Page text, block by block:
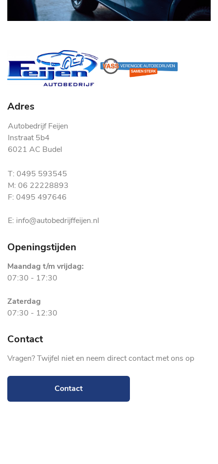
Adres
Autobedrijf Feijen
Instraat 5b4
6021 AC Budel
T: 0495 593545
M: 06 22228893
F: 0495 497646
E: info@autobedrijffeijen.nl
Openingstijden
Maandag t/m vrijdag:
07:30 - 17:30
Zaterdag
07:30 - 12:30
Contact
Vragen? Twijfel niet en neem direct contact met ons op
Contact